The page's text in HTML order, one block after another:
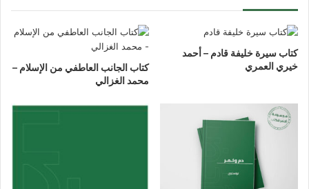
كتاب سيرة خليفة قادم – أحمد
خيري العمري
كتاب الجانب العاطفي من الإسلام –
محمد الغزالي